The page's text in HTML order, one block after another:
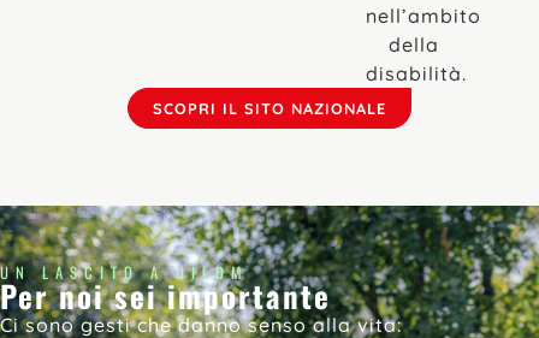
nell’ambito
della
disabilità.
SCOPRI IL SITO NAZIONALE
UN LASCITO A UILDM
Per noi sei importante
Ci sono gesti che danno senso alla vita: